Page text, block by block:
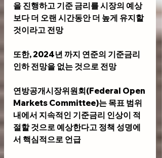
을 진행하고 기준 금리를 시장의 예상
보다 더 오랜 시간동안 더 높게 유지할
것이라고 전망
또한, 2024년 까지 연준의 기준금리
인하 전망을 없는 것으로 전망
연방공개시장위원회(Federal Open
Markets Committee)는 목표 범위
내에서 지속적인 기준금리 인상이 적
절할 것으로 예상한다고 정책 성명에
서 핵심적으로 언급